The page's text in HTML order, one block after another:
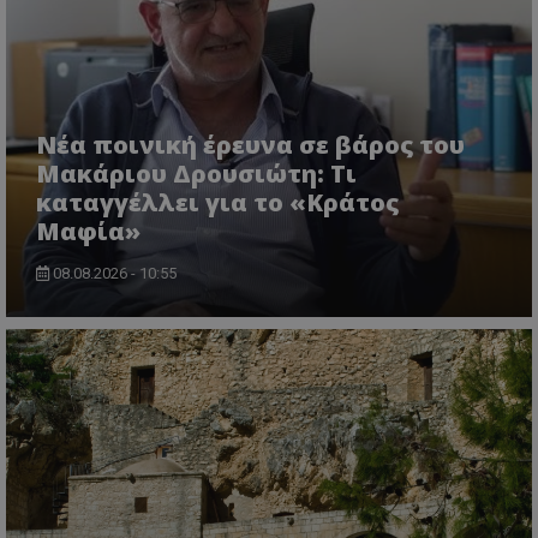
Νέα ποινική έρευνα σε βάρος του
Μακάριου Δρουσιώτη: Τι
καταγγέλλει για το «Κράτος
Μαφία»
08.08.2026 - 10:55
VISITOR_PRIVACY_METADATA
YouTube
.youtube.com